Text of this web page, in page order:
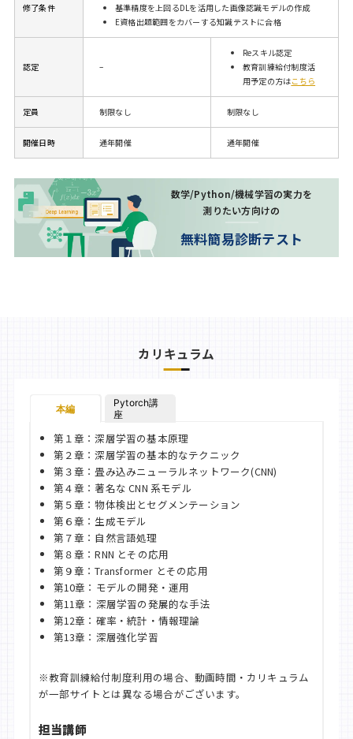
修了条件
基準精度を上回るDLを活用した画像認識モデルの作成
E資格出題範囲をカバーする知識テストに合格
認定 –
Reスキル認定
教育訓練給付制度活
用予定の方はこちら
定員 制限なし 制限なし
開催日時 通年開催 通年開催
数学/Python/機械学習の実力を
測りたい方向けの
無料簡易診断テスト
カリキュラム
本編
Pytorch講
座
第１章：深層学習の基本原理
第２章：深層学習の基本的なテクニック
第３章：畳み込みニューラルネットワーク(CNN)
第４章：著名な CNN 系モデル
第５章：物体検出とセグメンテーション
第６章：生成モデル
第７章：自然言語処理
第８章：RNN とその応用
第９章：Transformer とその応用
第10章：モデルの開発・運用
第11章：深層学習の発展的な手法
第12章：確率・統計・情報理論
第13章：深層強化学習
※教育訓練給付制度利用の場合、動画時間・カリキュラム
が一部サイトとは異なる場合がございます。
担当講師